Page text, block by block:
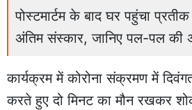
पोस्टमार्टम के बाद घर पहुंचा
अंतिम संस्कार, जानिए पल-पल की
कार्यक्रम में कोरोना संक्रमण में
करते हुए दो मिनट का मौन रखकर